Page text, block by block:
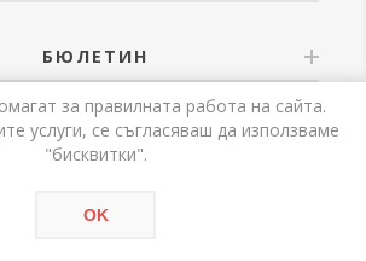
БЮЛЕТИН
© 2026 Alati. Всички права запазени.
за правилната работа на сайта.
услуги, се съгласяваш да използваме
"бисквитки".
OK